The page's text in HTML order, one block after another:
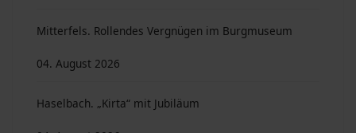
Mitterfels. Rollendes Vergnügen im Burgmuseum
04. August 2026
Haselbach. „Kirta“ mit Jubiläum